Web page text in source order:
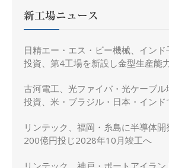
新工場ニュース
日精エー・エス・ビー機械、イン
投資、第4工場を新設し金型生産能
古河電工、光ファイバ・光ケーブ
投資、米・ブラジル・日本・インド
リンテック、福岡・糸島に半導体
200億円投じ2028年10月竣工へ